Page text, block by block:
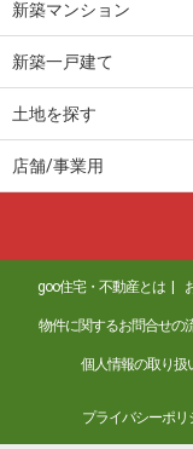
岡山県岡山市北区
価
専有
住
専有
新築マンション
新築一戸建て
土地を探す
店舗/事業用
goo住宅・不動産とは
物件に関するお問合せの
個人情報の取り扱
プライバシーポリ